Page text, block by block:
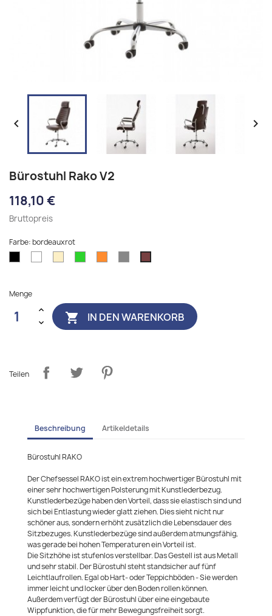
 
Bürostuhl Rako V2
118,10 €
Bruttopreis
Farbe: bordeauxrot
bordeauxrot
Menge
 IN DEN WARENKORB
Teilen
Beschreibung Artikeldetails
Bürostuhl RAKO
Der Chefsessel RAKO ist ein extrem hochwertiger Bürostuhl mit
einer sehr hochwertigen Polsterung mit Kunstlederbezug.
Kunstlederbezüge haben den Vorteil, dass sie elastisch sind und
sich bei Entlastung wieder glatt ziehen. Dies sieht nicht nur
schöner aus, sondern erhöht zusätzlich die Lebensdauer des
Sitzbezuges. Kunstlederbezüge sind außerdem atmungsfähig,
was gerade bei hohen Temperaturen ein Vorteil ist.
Die Sitzhöhe ist stufenlos verstellbar. Das Gestell ist aus Metall
und sehr stabil. Der Bürostuhl steht standsicher auf fünf
Leichtlaufrollen. Egal ob Hart- oder Teppichböden - Sie werden
immer leicht und locker über den Boden rollen können.
Außerdem verfügt der Bürostuhl über eine eingebaute
Wippfunktion, die für mehr Bewegungsfreiheit sorgt.